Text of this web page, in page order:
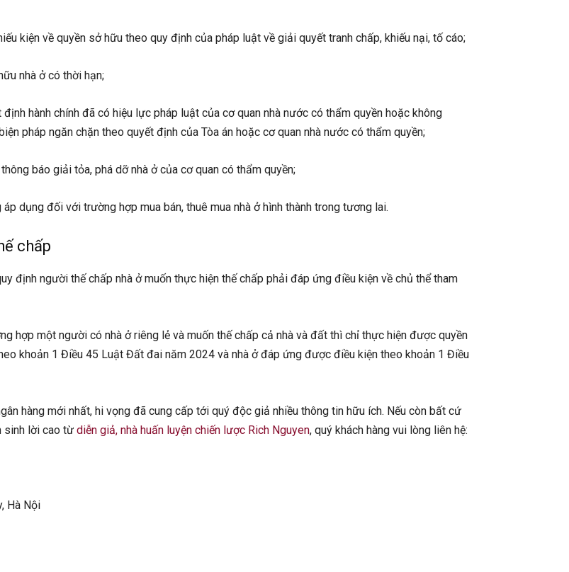
kiện về quyền sở hữu theo quy định của pháp luật về giải quyết tranh chấp, khiếu nại, tố cáo;
nhà ở có thời hạn;
hành chính đã có hiệu lực pháp luật của cơ quan nhà nước có thẩm quyền hoặc không
pháp ngăn chặn theo quyết định của Tòa án hoặc cơ quan nhà nước có thẩm quyền;
báo giải tỏa, phá dỡ nhà ở của cơ quan có thẩm quyền;
dụng đối với trường hợp mua bán, thuê mua nhà ở hình thành trong tương lai.
chấp
định người thế chấp nhà ở muốn thực hiện thế chấp phải đáp ứng điều kiện về chủ thể tham
hợp một người có nhà ở riêng lẻ và muốn thế chấp cả nhà và đất thì chỉ thực hiện được quyền
khoản 1 Điều 45 Luật Đất đai năm 2024 và nhà ở đáp ứng được điều kiện theo khoản 1 Điều
hàng mới nhất, hi vọng đã cung cấp tới quý độc giả nhiều thông tin hữu ích. Nếu còn bất cứ
sinh lời cao từ diễn giả, nhà huấn luyện chiến lược Rich Nguyen, quý khách hàng vui lòng liên hệ:
Hà Nội